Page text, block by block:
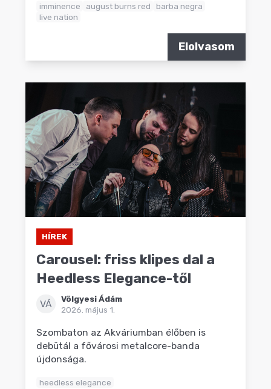
imminence august burns red
barba negra
live nation
Elolvasom
HÍREK
Carousel: friss klipes dal a
Heedless Elegance-től
VÁ
Völgyesi Ádám
2026. május 1.
Szombaton az Akváriumban élőben is
debütál a fővárosi metalcore-banda
újdonsága.
heedless elegance